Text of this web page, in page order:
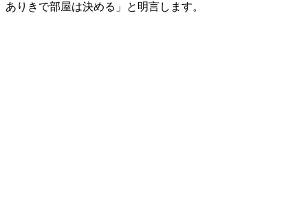
ありきで部屋は決める」と明言します。